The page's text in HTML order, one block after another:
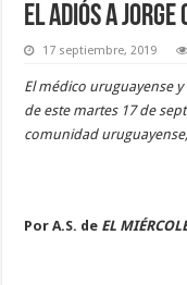
El adiós a Jorge
17 septiembre, 2019
El médico uruguayense
de este martes 17 de
comunidad
Por A.S. de EL